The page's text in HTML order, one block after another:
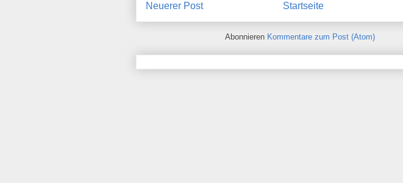
Neuerer Post Startseite
Abonnieren Kommentare zum Post (Atom)